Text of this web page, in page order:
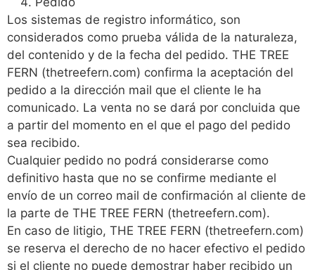
Los sistemas de registro informático, son
considerados como prueba válida de la naturaleza,
del contenido y de la fecha del pedido. THE TREE
FERN (thetreefern.com) confirma la aceptación del
pedido a la dirección mail que el cliente le ha
comunicado. La venta no se dará por concluida que
a partir del momento en el que el pago del pedido
sea recibido.
Cualquier pedido no podrá considerarse como
definitivo hasta que no se confirme mediante el
envío de un correo mail de confirmación al cliente de
la parte de THE TREE FERN (thetreefern.com).
En caso de litigio, THE TREE FERN (thetreefern.com)
se reserva el derecho de no hacer efectivo el pedido
si el cliente no puede demostrar haber recibido un